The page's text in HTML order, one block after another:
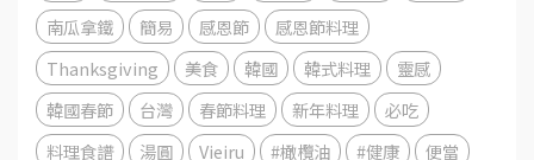
南瓜拿鐵
簡易 感恩節
感恩節料理
Thanksgiving
美食 韓國 韓式料理
靈感
韓國春節
台灣 春節料理 新年料理
必吃
料理食譜
湯圓 Vieiru #橄欖油 #健康
便當